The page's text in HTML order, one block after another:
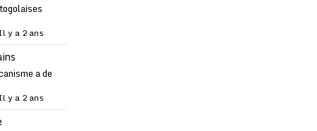
y a 2 ans
a de
y a 2 ans